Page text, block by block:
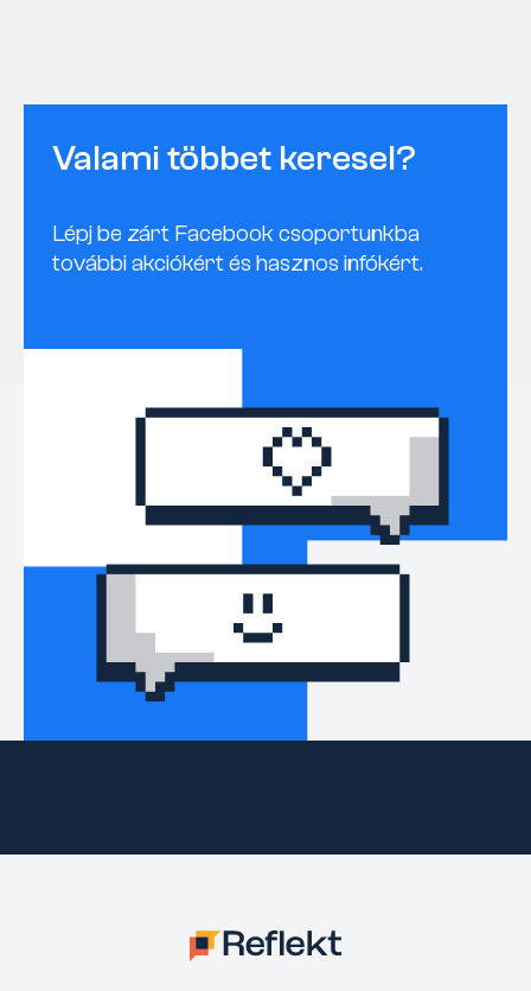
Valami többet keresel?
Lépj be zárt Facebook csoportunkba
további akciókért és hasznos infókért.